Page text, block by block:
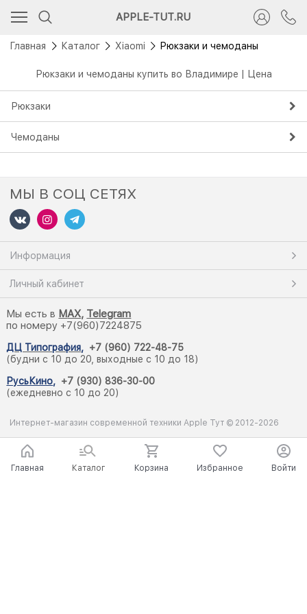
APPLE-TUT.RU
Главная Каталог Xiaomi Рюкзаки и чемоданы
Рюкзаки и чемоданы купить во Владимире | Цена
Рюкзаки
Чемоданы
МЫ В СОЦ СЕТЯХ
Информация
Личный кабинет
Мы есть в MAX, Telegram
по номеру +7(960)7224875
ДЦ Типография, +7 (960) 722-48-75
(будни с 10 до 20, выходные с 10 до 18)
РусьКино, +7 (930) 836-30-00
(ежедневно с 10 до 20)
Интернет-магазин современной техники Apple Тут © 2012-2026
Главная Каталог Корзина Избранное Войти